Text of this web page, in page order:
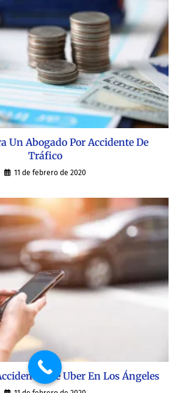
Un Abogado Por Accidente De
Tráfico
11 de febrero de 2020
De Uber En Los Ángeles